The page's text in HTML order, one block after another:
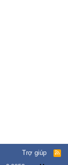
Trợ giúp
R